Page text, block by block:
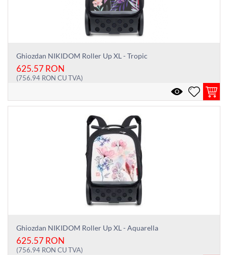
Ghiozdan NIKIDOM Roller Up XL - Tropic
625.57RON
(756.94 RON CU TVA)
Ghiozdan NIKIDOM Roller Up XL - Aquarella
625.57RON
(756.94 RON CU TVA)